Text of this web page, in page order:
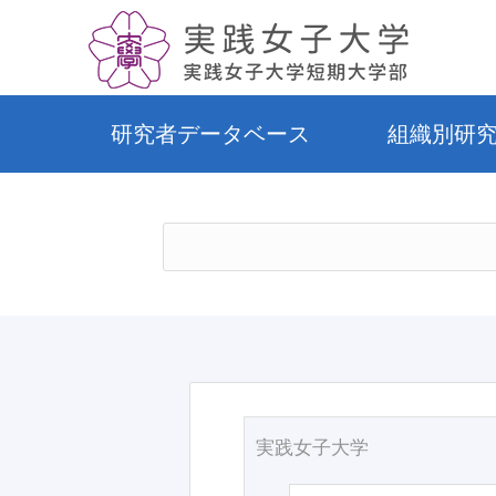
研究者データベース 組織別研
実践女子大学